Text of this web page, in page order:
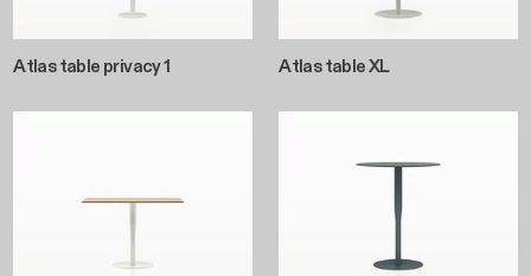
Atlas table privacy 2